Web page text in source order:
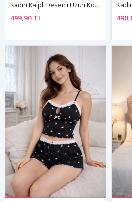
Kadın Kalpli Desenli Uzun Kollu Önden Düğmeli Gömlek Yaka Pembe Pijama Takımı
499,90 TL